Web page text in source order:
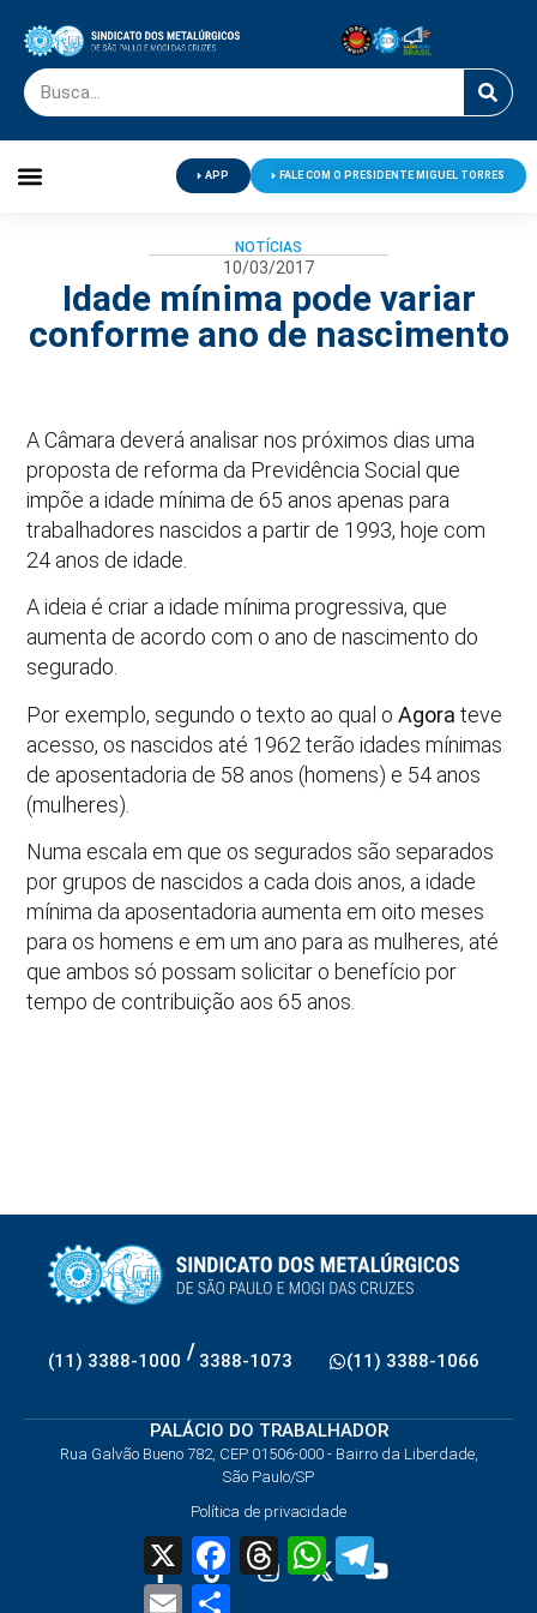
APP FALE COM O PRESIDENTE MIGUEL TORRES
NOTÍCIAS
10/03/2017
Idade mínima pode variar
conforme ano de nascimento
A Câmara deverá analisar nos próximos dias uma
proposta de reforma da Previdência Social que
impõe a idade mínima de 65 anos apenas para
trabalhadores nascidos a partir de 1993, hoje com
24 anos de idade.
A ideia é criar a idade mínima progressiva, que
aumenta de acordo com o ano de nascimento do
segurado.
Por exemplo, segundo o texto ao qual oAgora teve
acesso, os nascidos até 1962 terão idades mínimas
de aposentadoria de 58 anos (homens) e 54 anos
(mulheres).
Numa escala em que os segurados são separados
por grupos de nascidos a cada dois anos, a idade
mínima da aposentadoria aumenta em oito meses
para os homens e em um ano para as mulheres, até
que ambos só possam solicitar o benefício por
tempo de contribuição aos 65 anos.
(11) 3388-1000 / 3388-1073 (11) 3388-1066
PALÁCIO DO TRABALHADOR
Rua Galvão Bueno 782, CEP 01506-000 - Bairro da Liberdade,
São Paulo/SP
Política de privacidade
X FacebookThreadsWhatsApp
Email